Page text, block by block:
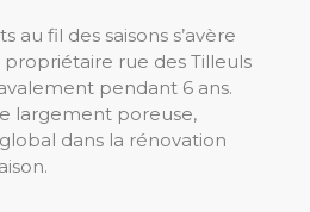
au fil des saisons s’avère
propriétaire rue des Tilleuls
pendant 6 ans.
largement poreuse,
dans la rénovation